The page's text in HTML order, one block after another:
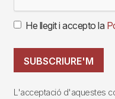
He llegit i accepto la
SUBSCRIURE'M
L'acceptació d'aquestes